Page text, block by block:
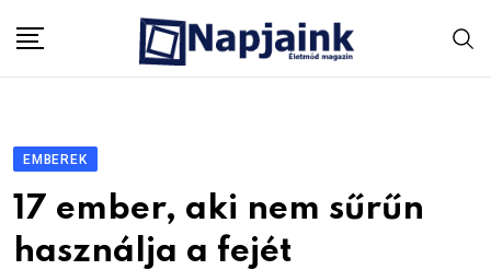
EMBEREK
17 ember, aki nem sűrűn
használja a fejét